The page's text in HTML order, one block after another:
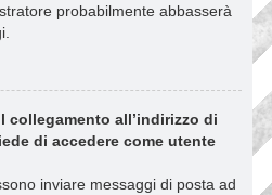
probabilmente abbasserà
collegamento all’indirizzo di
di accedere come utente
inviare messaggi di posta ad